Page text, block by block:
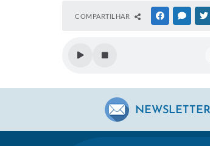
COMPARTILHAR FACEBOOK
NEWSLETTER